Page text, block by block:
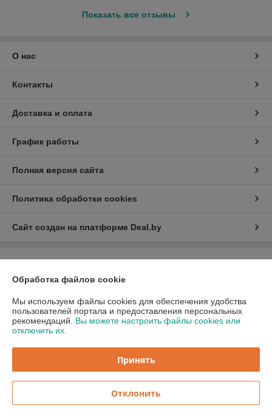
Показать все отзывы
О нас
Контакты
Доставка и оплата
График работы
Полная версия сайта
Политика обработки cookies
Сайт создан на платформе Deal.by
Индивидуальный предприниматель:
Регистрационный номер ЕГР: 193081965
УНП: 193081965
Дата регистрации компании: 22.05.2018
Обработка файлов cookie
Мы используем файлы cookies для обеспечения удобства
пользователей портала и предоставления персональных
рекомендаций. Вы можете настроить файлы cookies или
отключить их.
Принять
Отклонить